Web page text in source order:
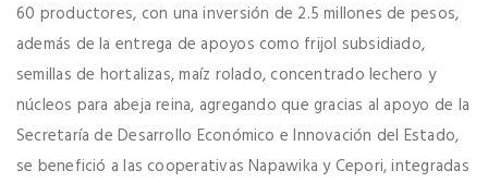
60 productores, con una inversión de 2.5 millones de pesos,
además de la entrega de apoyos como frijol subsidiado,
semillas de hortalizas, maíz rolado, concentrado lechero y
núcleos para abeja reina, agregando que gracias al apoyo de la
Secretaría de Desarrollo Económico e Innovación del Estado,
se benefició a las cooperativas Napawika y Cepori, integradas